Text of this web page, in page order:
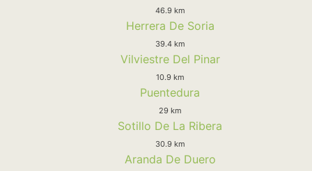
46.9 km
Herrera De Soria
39.4 km
Vilviestre Del Pinar
10.9 km
Puentedura
29 km
Sotillo De La Ribera
30.9 km
Aranda De Duero